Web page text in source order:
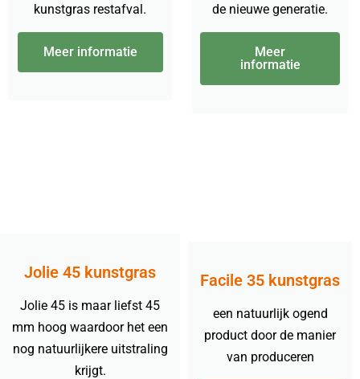
kunstgras restafval.
Meer informatie
de nieuwe generatie.
Meer
informatie
Jolie 45 kunstgras
Jolie 45 is maar liefst 45
mm hoog waardoor het een
nog natuurlijkere uitstraling
krijgt.
Facile 35 kunstgras
een natuurlijk ogend
product door de manier
van produceren